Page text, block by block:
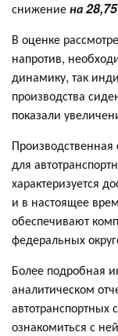
снижение на
В оценке
напротив,
динамику, так
производства
показали
Производственная
для
характеризуется
и в настоящее
обеспечивают
федеральных
Более подробная
аналитическом
автотранспортных
ознакомиться с